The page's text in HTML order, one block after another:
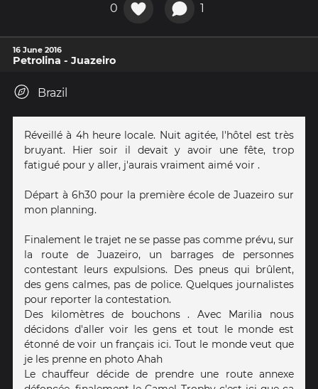
0 1
16 June 2016
Petrolina - Juazeiro
Brazil
Réveillé à 4h heure locale. Nuit agitée, l'hôtel est très
bruyant. Hier soir il devait y avoir une fête, trop
fatigué pour y aller, j'aurais vraiment aimé voir .
Départ à 6h30 pour la première école de Juazeiro sur
mon planning.
Finalement le trajet ne se passe pas comme prévu, sur
la route de Juazeiro, un barrages de personnes
contestant leurs expulsions. Des pneus qui brûlent,
des gens calmes, pas de police. Quelques journalistes
pour reporter la contestation.
Des kilomètres de bouchons . Avec Marilia nous
décidons d'aller voir les gens et tout le monde est
étonné de voir un français ici. Tout le monde veut que
je les prenne en photo Ahah
Le chauffeur décide de prendre une route annexe